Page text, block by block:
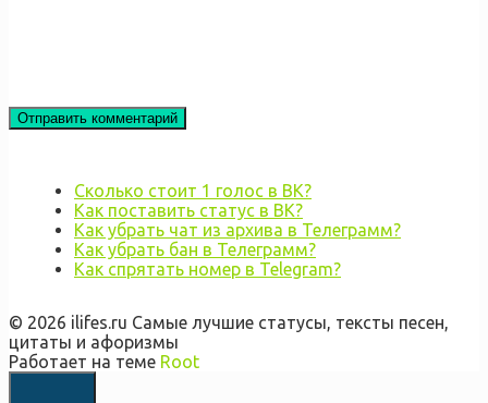
Сколько стоит 1 голос в ВК?
Как поставить статус в ВК?
Как убрать чат из архива в Телеграмм?
Как убрать бан в Телеграмм?
Как спрятать номер в Telegram?
© 2026 ilifes.ru Самые лучшие статусы, тексты песен,
цитаты и афоризмы
Работает на теме Root